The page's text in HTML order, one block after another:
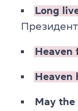
Long
Heaven
Heaven
May the